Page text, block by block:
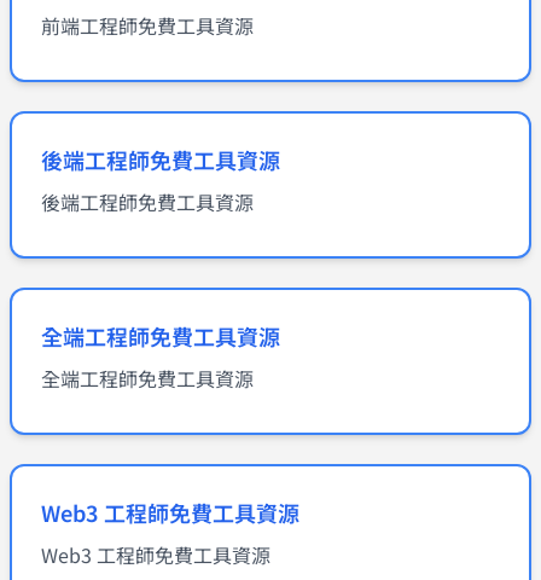
前端工程師免費工具資源
後端工程師免費工具資源
後端工程師免費工具資源
全端工程師免費工具資源
全端工程師免費工具資源
Web3 工程師免費工具資源
Web3 工程師免費工具資源